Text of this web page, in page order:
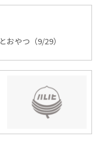
おやつ（9/29）